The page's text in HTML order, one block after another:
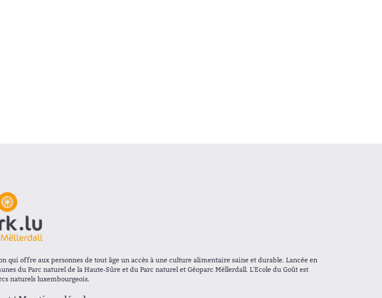
offre aux personnes de tout âge un accès à une culture alimentaire saine et durable. Lancée en
du Parc naturel de la Haute-Sûre et du Parc naturel et Géoparc Mëllerdall. L'Ecole du Goût est
naturels luxembourgeois.